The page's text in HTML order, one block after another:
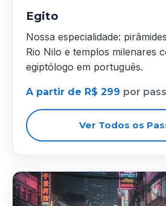
Egito
Nossa especialidade:
Rio Nilo e templos milenares
egiptólogo em português.
A partir de R$ 299 por
Ver Todos os